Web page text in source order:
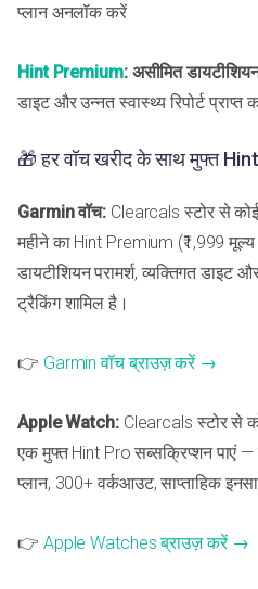
प्लान अनलॉक करें
Hint Premium: असीमित डायटीशियन
डाइट और उन्नत स्वास्थ्य रिपोर्ट प्राप्त
🎁 हर वॉच खरीद के साथ मुफ्त Hint
Garmin वॉच: Clearcals स्टोर से
महीने का Hint Premium (₹1,999
डायटीशियन परामर्श, व्यक्तिगत डाइट
ट्रैकिंग शामिल है।
👉 Garmin वॉच ब्राउज़ करें →
Apple Watch:Clearcals स्टोर से
एक मुफ्त Hint Pro सब्सक्रिप्शन पाएं —
प्लान, 300+ वर्कआउट, साप्ताहिक
👉 Apple Watches ब्राउज़ करें →